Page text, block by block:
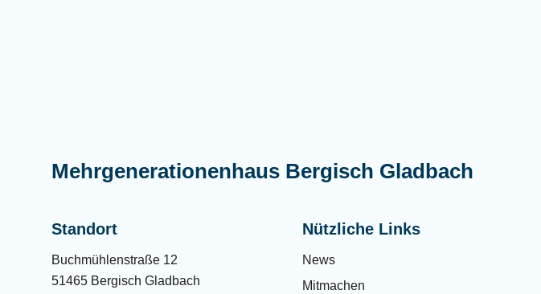
Mehrgenerationenhaus Bergisch Gladbach
Standort
Buchmühlenstraße 12
51465 Bergisch Gladbach
Nützliche Links
News
Mitmachen